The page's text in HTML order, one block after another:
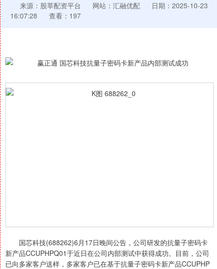
来源：股莘配资平台 网站：汇融优配
日期：2025-10-23
16:07:28
查看：197
国芯科技(688262)6月17日晚间公告，公司研发的抗量子密码卡
新产品CCUPHPQ01于近日在公司内部测试中获得成功。目前，公司
已向多家客户送样，多家客户已在基于抗量子密码卡新产品CCUPHP